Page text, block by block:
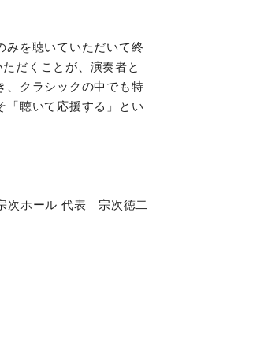
みを聴いていただいて終
だくことが、演奏者と
、クラシックの中でも特
「聴いて応援する」とい
次ホール 代表 宗次徳二